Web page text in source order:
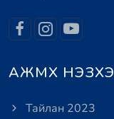
АЖМХ НЭЗХЭ
Тайлан 2023